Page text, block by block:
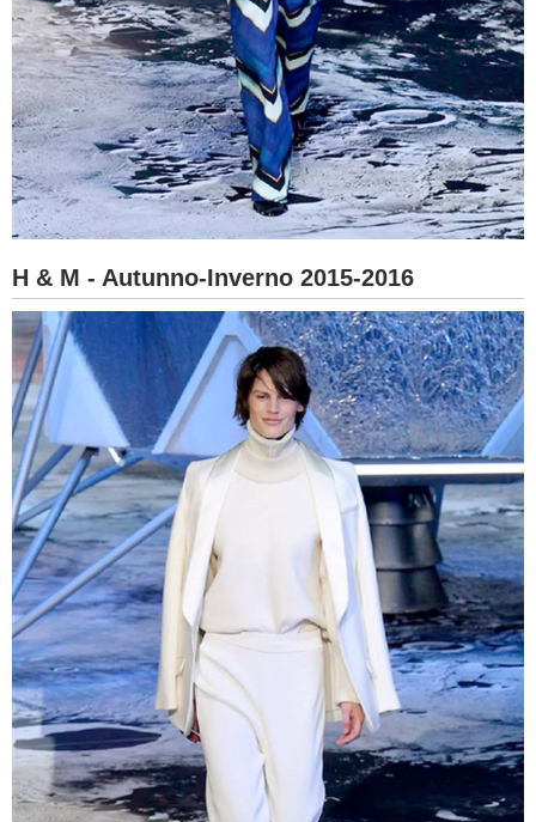
H & M - Autunno-Inverno 2015-2016